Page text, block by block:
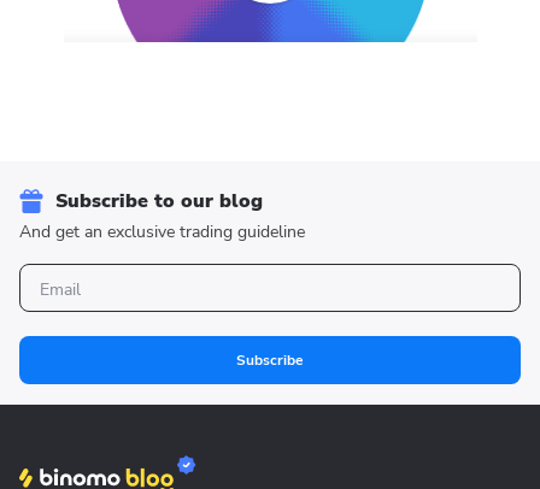
Subscribe to our blog
And get an exclusive trading guideline
Subscribe